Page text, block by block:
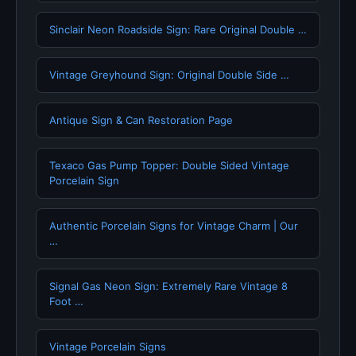
Sinclair Neon Roadside Sign: Rare Original Double …
Vintage Greyhound Sign: Original Double Side …
Antique Sign & Can Restoration Page
Texaco Gas Pump Topper: Double Sided Vintage
Porcelain Sign
Authentic Porcelain Signs for Vintage Charm | Our
…
Signal Gas Neon Sign: Extremely Rare Vintage 8
Foot …
Vintage Porcelain Signs